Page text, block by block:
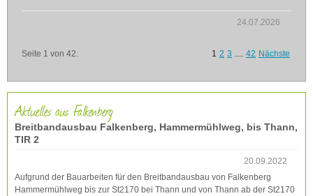
24.07.2026
Seite 1 von 42. 1 2 3 .... 42 Nächste
Aktuelles aus Falkenberg
Breitbandausbau Falkenberg, Hammermühlweg, bis Thann,
TIR 2
20.09.2022
Aufgrund der Bauarbeiten für den Breitbandausbau von Falkenberg
Hammermühlweg bis zur St2170 bei Thann und von Thann ab der St2170